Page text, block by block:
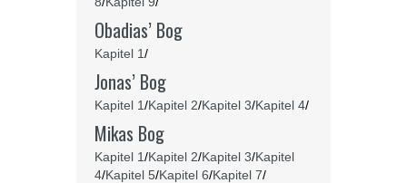
Obadias’ Bog
Kapitel 1/
Jonas’ Bog
Kapitel 1/Kapitel 2/Kapitel 3/Kapitel 4/
Mikas Bog
Kapitel 1/Kapitel 2/Kapitel 3/Kapitel
4/Kapitel 5/Kapitel 6/Kapitel 7/